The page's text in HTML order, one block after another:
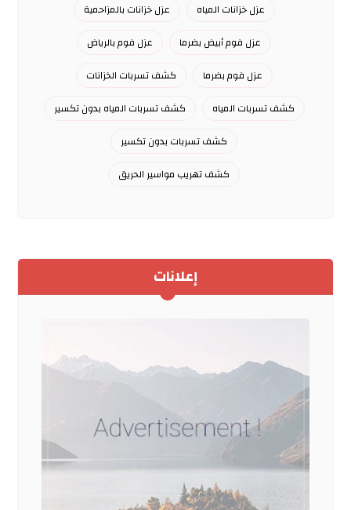
عزل خزانات المياه
عزل خزانات بالمزاحمية
عزل فوم أبيض بضرما
عزل فوم بالرياض
عزل فوم بضرما
كشف تسربات الخزانات
كشف تسربات المياه
كشف تسربات المياه بدون تكسير
كشف تسربات بدون تكسير
كشف تهريب مواسير الحريق
إعلانات